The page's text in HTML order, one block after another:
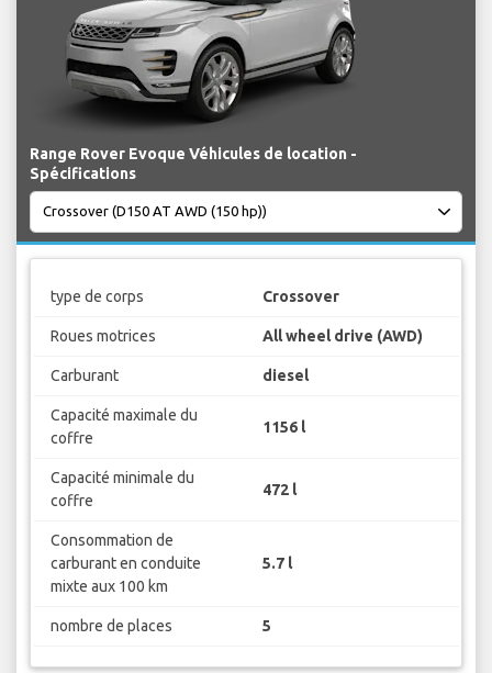
Range Rover Evoque Véhicules de location -
Spécifications
type de corps Crossover
Roues motrices All wheel drive (AWD)
Carburant diesel
Capacité maximale du
coffre
1156 l
Capacité minimale du
coffre
472 l
Consommation de
carburant en conduite
mixte aux 100 km
5.7 l
nombre de places 5